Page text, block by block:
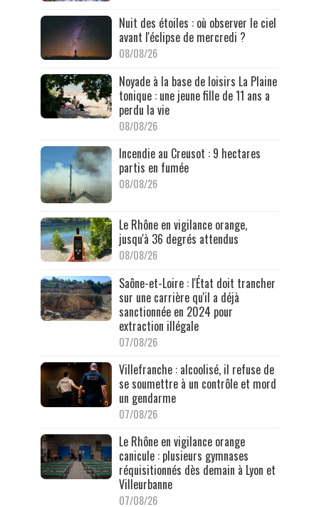
Nuit des étoiles : où observer le ciel
avant l'éclipse de mercredi ?
08/08/26
Noyade à la base de loisirs La Plaine
tonique : une jeune fille de 11 ans a
perdu la vie
08/08/26
Incendie au Creusot : 9 hectares
partis en fumée
08/08/26
Le Rhône en vigilance orange,
jusqu'à 36 degrés attendus
08/08/26
Saône-et-Loire : l'État doit trancher
sur une carrière qu'il a déjà
sanctionnée en 2024 pour
extraction illégale
07/08/26
Villefranche : alcoolisé, il refuse de
se soumettre à un contrôle et mord
un gendarme
07/08/26
Le Rhône en vigilance orange
canicule : plusieurs gymnases
réquisitionnés dès demain à Lyon et
Villeurbanne
07/08/26